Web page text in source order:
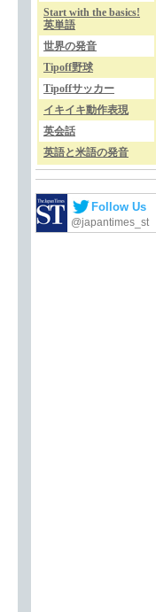
Start with the basics!
英単語
世界の発音
Tipoff野球
Tipoffサッカー
イキイキ動作表現
英会話
英語と米語の発音
Follow Us
@japantimes_st